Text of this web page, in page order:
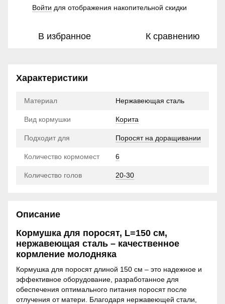
Войти для отображения накопительной скидки
В избранное К сравнению
Характеристики
Материал Нержавеющая сталь
Вид кормушки Корита
Подходит для Поросят на доращивании
Количество кормомест 6
Количество голов 20-30
Описание
Кормушка для поросят, L=150 см,
нержавеющая сталь – качественное
кормление молодняка
Кормушка для поросят длиной 150 см – это надежное и
эффективное оборудование, разработанное для
обеспечения оптимального питания поросят после
отлучения от матери. Благодаря нержавеющей стали,